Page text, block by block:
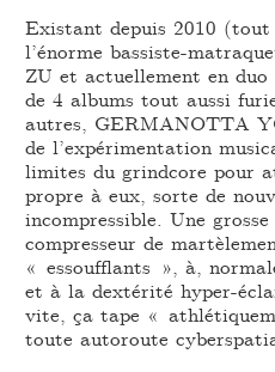
Existant depuis 2010 (tout
l’énorme bassiste-
ZU et actuellement en
de 4 albums tout aussi
autres, GERMANOTTA
de l’expérimentation
limites du grindcore pour
propre à eux, sorte de
incompressible. Une
compresseur de
« essoufflants », à,
et à la dextérité hyper-
vite, ça tape «
toute autoroute